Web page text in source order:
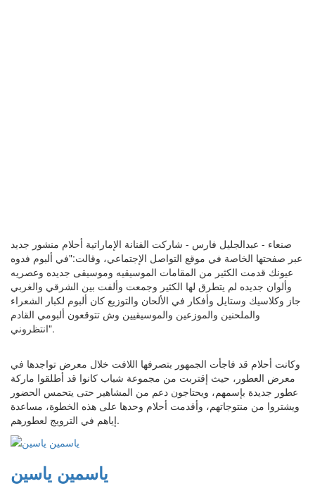
صنعاء - عبدالجليل فارس - شاركت الفنانة الإماراتية ​أحلام​ منشور جديد
عبر صفحتها الخاصة في موقع التواصل الإجتماعي، وقالت:"في ألبوم فدوه
عيونك قدمت الكثير من المقامات الموسيقيه وموسيقى جديده وعصريه
وألوان جديده لم يتطرق لها الكثير وجمعت وألفت بين الشرقي والغربي
جاز وكلاسيك وستايل وأفكار في الألحان والتوزيع كان ألبوم لكبار الشعراء
والملحنين والموزعين والموسيقيين وش تتوقعون ألبومي القادم
انتظروني".
وكانت أحلام قد فاجأت الجمهور بتصرفها اللافت خلال معرض تواجدها في
معرض العطور، حيث إقتربت من مجموعة شباب كانوا قد أطلقوا ماركة
عطور جديدة بإسمهم، ويحتاجون دعم من المشاهير حتى يتحمس الحضور
ويشتروا من منتوجاتهم، وأقدمت أحلام وحدها على هذه الخطوة، مساعدة
إياهم في الترويج لعطورهم.
ياسمين ياسين